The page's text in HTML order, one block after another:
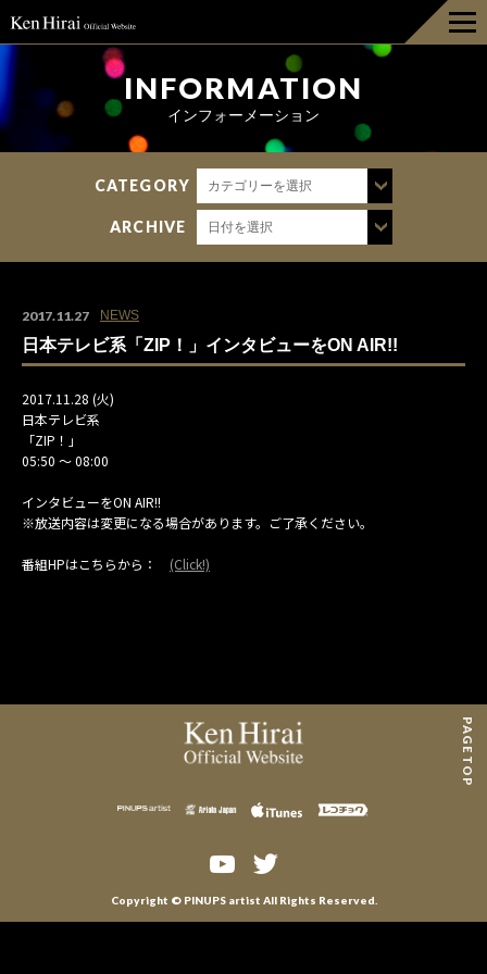
INFORMATION
DISCOGRAPHY
BIOGRAPHY
GOODS
FAN CLUB
MAIL MAGAZINE
INFORMATION
インフォーメーション
CATEGORY カテゴリーを選択
ARCHIVE 日付を選択
2017.11.27 NEWS
日本テレビ系「ZIP！」インタビューをON AIR!!
2017.11.28 (火)
日本テレビ系
「ZIP！」
05:50 ～ 08:00
インタビューをON AIR!!
※放送内容は変更になる場合があります。ご了承ください。
番組HPはこちらから： (Click!)
PAGE TOP
Copyright © PINUPS artist All Rights Reserved.